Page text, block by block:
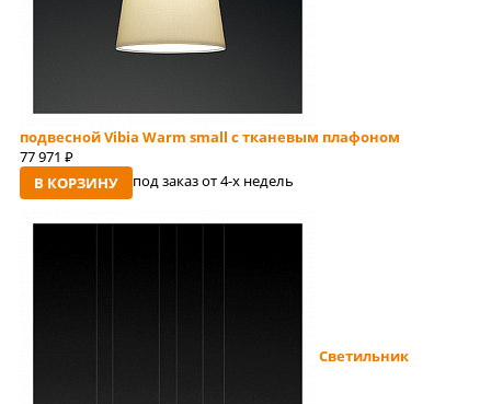
подвесной Vibia Warm small с тканевым плафоном
77 971 руб
В КОРЗИНУ под заказ от 4-x недель
Светильник